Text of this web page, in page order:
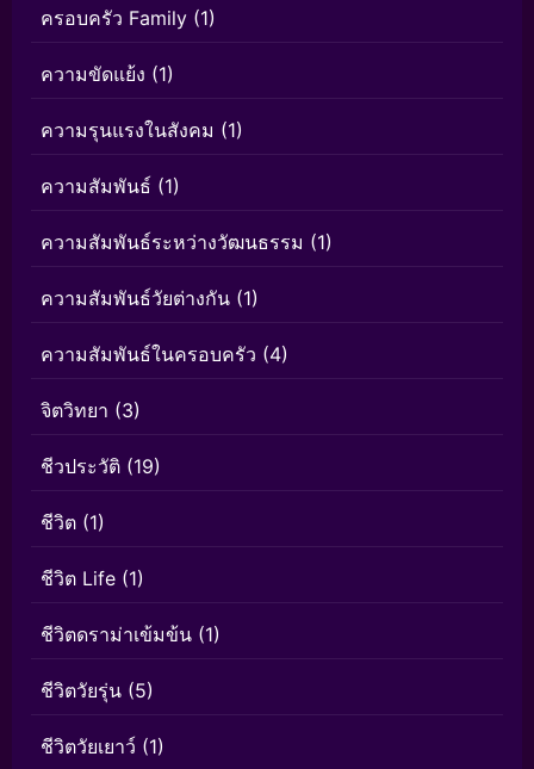
ครอบครัว Family (1)
ความขัดแย้ง (1)
ความรุนแรงในสังคม (1)
ความสัมพันธ์ (1)
ความสัมพันธ์ระหว่างวัฒนธรรม (1)
ความสัมพันธ์วัยต่างกัน (1)
ความสัมพันธ์ในครอบครัว (4)
จิตวิทยา (3)
ชีวประวัติ (19)
ชีวิต (1)
ชีวิต Life (1)
ชีวิตดราม่าเข้มข้น (1)
ชีวิตวัยรุ่น (5)
ชีวิตวัยเยาว์ (1)